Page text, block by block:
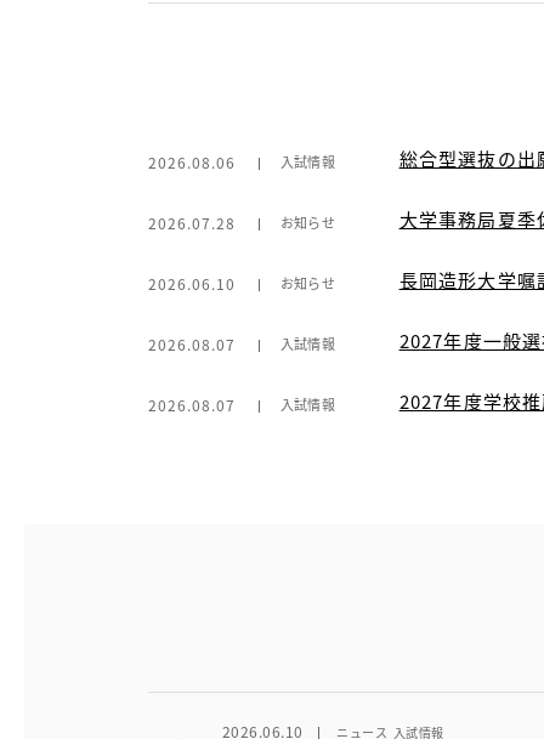
2026.08.06 入試情報 総合型選抜の出
2026.07.28 お知らせ 大学事務局夏季
2026.06.10 お知らせ 長岡造形大学嘱
2026.08.07 入試情報 2027年度一般
2026.08.07 入試情報 2027年度学校
2026.06.10 ニュース 入試情報